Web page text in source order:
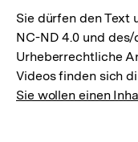
Sie dürfen den Text
NC-ND 4.0 und
Urheberrechtliche
Videos finden sich
Sie wollen einen